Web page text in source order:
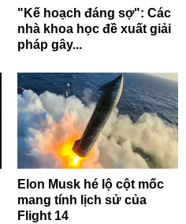
"Kế hoạch đáng sợ": Các
nhà khoa học đề xuất giải
pháp gây...
Elon Musk hé lộ cột mốc
mang tính lịch sử của
Flight 14